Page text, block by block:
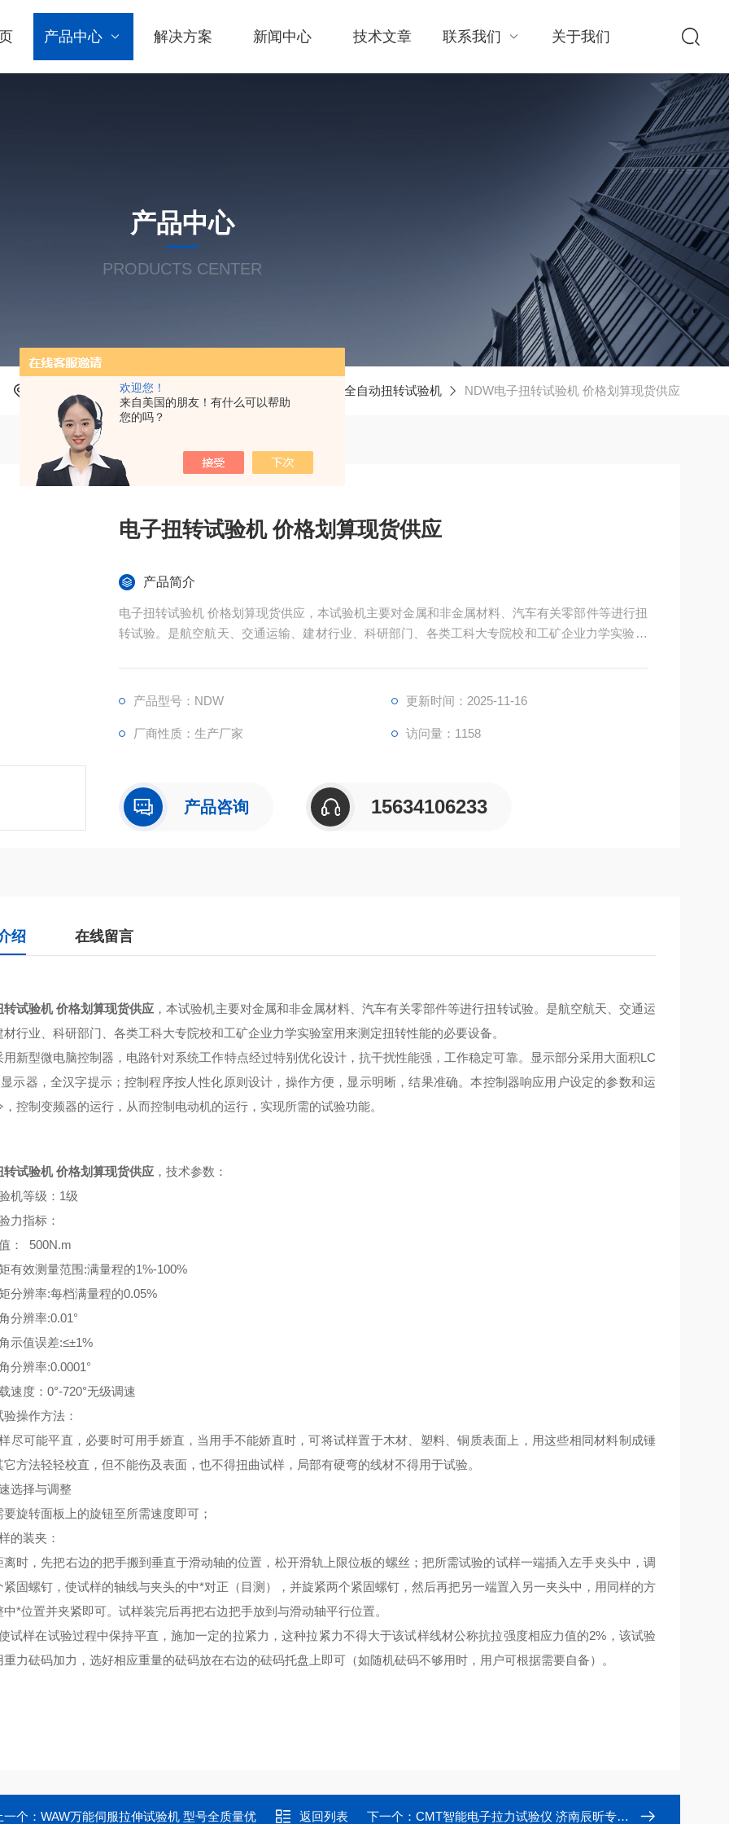
欢迎您！
来自美国的朋友！有什么可以帮助
您的吗？
产品中心 解决方案 新闻中心 技术文章 联系我们 关于我们
产品中心
PRODUCTS CENTER
产品中心 微机全自动扭转试验机 NDW电子扭转试验机 价格划算现货供应
电子扭转试验机 价格划算现货供应
产品简介
电子扭转试验机 价格划算现货供应，本试验机主要对金属和非金属材料、汽车有关零部件等进行扭
转试验。是航空航天、交通运输、建材行业、科研部门、各类工科大专院校和工矿企业力学实验室
产品型号：NDW 更新时间：2025-11-16
厂商性质：生产厂家 访问量：1158
产品咨询 15634106233
绍 在线留言
转试验机 价格划算现货供应 ，本试验机主要对金属和非金属材料、汽车有关零部件等进行扭转试验。是航空航天、交通运
材行业、科研部门、各类工科大专院校和工矿企业力学实验室用来测定扭转性能的必要设备。
用新型微电脑控制器，电路针对系统工作特点经过特别优化设计，抗干扰性能强，工作稳定可靠。显示部分采用大面积LC
示器，全汉字提示；控制程序按人性化原则设计，操作方便，显示明晰，结果准确。本控制器响应用户设定的参数和运
，控制变频器的运行，从而控制电动机的运行，实现所需的试验功能。
转试验机 价格划算现货供应，技术参数：
机等级：1级
力指标：
： 500N.m
有效测量范围:满量程的1%-100%
分辨率:每档满量程的0.05%
分辨率:0.01°
示值误差:≤±1%
分辨率:0.0001°
速度：0°-720°无级调速
操作方法：
尽可能平直，必要时可用手娇直，当用手不能娇直时，可将试样置于木材、塑料、铜质表面上，用这些相同材料制成锤
它方法轻轻校直，但不能伤及表面，也不得扭曲试样，局部有硬弯的线材不得用于试验。
选择与调整
要旋转面板上的旋钮至所需速度即可；
的装夹：
离时，先把右边的把手搬到垂直于滑动轴的位置，松开滑轨上限位板的螺丝；把所需试验的试样一端插入左手夹头中，调
紧固螺钉，使试样的轴线与夹头的中*对正（目测），并旋紧两个紧固螺钉，然后再把另一端置入另一夹头中，用同样的方
中*位置并夹紧即可。试样装完后再把右边把手放到与滑动轴平行位置。
试样在试验过程中保持平直，施加一定的拉紧力，这种拉紧力不得大于该试样线材公称抗拉强度相应力值的2%，该试验
重力砝码加力，选好相应重量的砝码放在右边的砝码托盘上即可（如随机砝码不够用时，用户可根据需要自备）。
一个： WAW万能伺服拉伸试验机 型号全质量优 返回列表 下一个： CMT智能电子拉力试验仪 济南辰昕专业生产